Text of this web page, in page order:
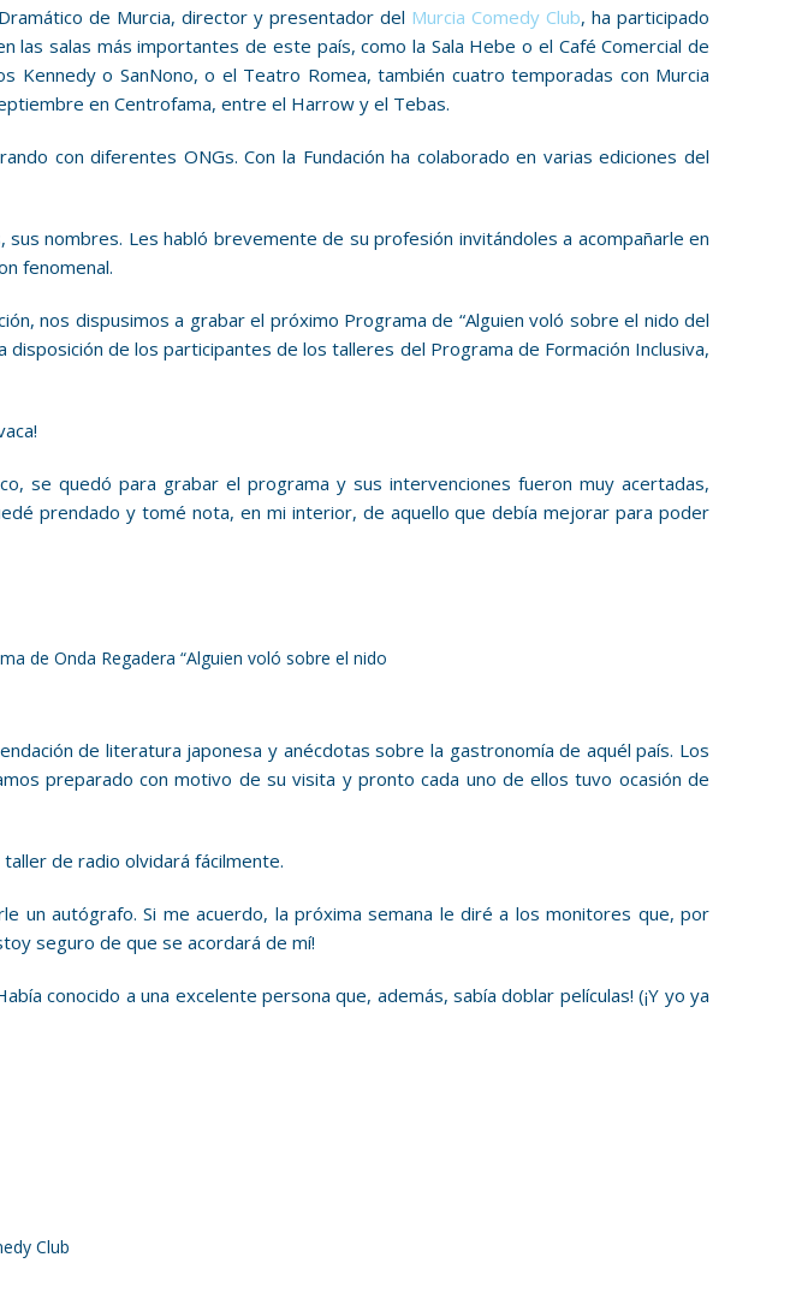
de Murcia, director y presentador del Murcia Comedy Club, ha participado
las salas más importantes de este país, como la Sala Hebe o el Café Comercial de
Kennedy o SanNono, o el Teatro Romea, también cuatro temporadas con Murcia
en Centrofama, entre el Harrow y el Tebas.
con diferentes ONGs. Con la Fundación ha colaborado en varias ediciones del
nombres. Les habló brevemente de su profesión invitándoles a acompañarle en
fenomenal.
nos dispusimos a grabar el próximo Programa de “Alguien voló sobre el nido del
de los participantes de los talleres del Programa de Formación Inclusiva,
se quedó para grabar el programa y sus intervenciones fueron muy acertadas,
prendado y tomé nota, en mi interior, de aquello que debía mejorar para poder
de Onda Regadera “Alguien voló sobre el nido
de literatura japonesa y anécdotas sobre la gastronomía de aquél país. Los
preparado con motivo de su visita y pronto cada uno de ellos tuvo ocasión de
de radio olvidará fácilmente.
un autógrafo. Si me acuerdo, la próxima semana le diré a los monitores que, por
seguro de que se acordará de mí!
conocido a una excelente persona que, además, sabía doblar películas! (¡Y yo ya
Club